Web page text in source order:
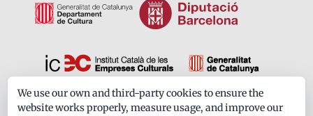
Formem part de:
We use our own and third-party cookies to ensure the
website works properly, measure usage, and improve our